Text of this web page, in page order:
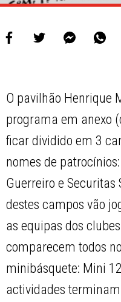
O pavilhão Henrique
programa em anexo
ficar dividido em 3
nomes de
Guerreiro e
destes campos vão
as equipas dos
comparecem todos
minibásquete: Mini
actividades